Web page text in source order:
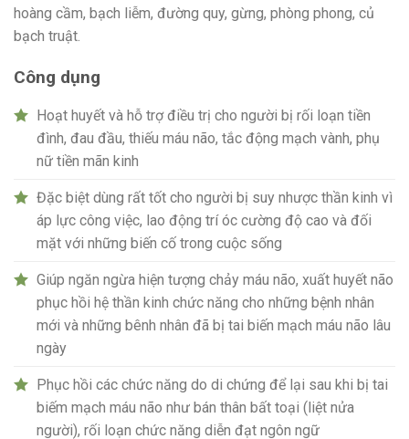
hoàng cầm, bạch liễm, đường quy, gừng, phòng phong, củ
bạch truật.
Công dụng
Hoạt huyết và hỗ trợ điều trị cho người bị rối loạn tiền
đình, đau đầu, thiếu máu não, tắc động mạch vành, phụ
nữ tiền mãn kinh
Đặc biệt dùng rất tốt cho người bị suy nhược thần kinh vì
áp lực công việc, lao động trí óc cường độ cao và đối
mặt với những biến cố trong cuộc sống
Giúp ngăn ngừa hiện tượng chảy máu não, xuất huyết não
phục hồi hệ thần kinh chức năng cho những bệnh nhân
mới và những bênh nhân đã bị tai biến mạch máu não lâu
ngày
Phục hồi các chức năng do di chứng để lại sau khi bị tai
biếm mạch máu não như bán thân bất toại (liệt nửa
người), rối loạn chức năng diễn đạt ngôn ngữ